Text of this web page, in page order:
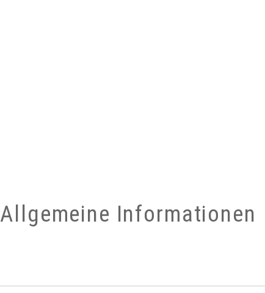
Allgemeine Informationen